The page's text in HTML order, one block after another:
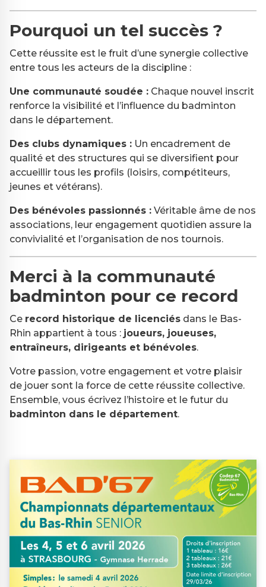
Pourquoi un tel succès ?
Cette réussite est le fruit d’une synergie collective
entre tous les acteurs de la discipline :
Une communauté soudée : Chaque nouvel inscrit
renforce la visibilité et l’influence du badminton
dans le département.
Des clubs dynamiques : Un encadrement de
qualité et des structures qui se diversifient pour
accueillir tous les profils (loisirs, compétiteurs,
jeunes et vétérans).
Des bénévoles passionnés : Véritable âme de nos
associations, leur engagement quotidien assure la
convivialité et l’organisation de nos tournois.
Merci à la communauté
badminton pour ce record
Ce record historique de licenciés dans le Bas-
Rhin appartient à tous : joueurs, joueuses,
entraîneurs, dirigeants et bénévoles.
Votre passion, votre engagement et votre plaisir
de jouer sont la force de cette réussite collective.
Ensemble, vous écrivez l’histoire et le futur du
badminton dans le département.